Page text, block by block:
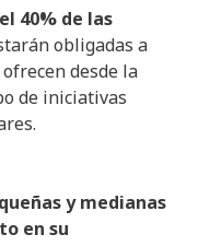
40% de las
obligadas a
desde la
de iniciativas
y medianas
en su